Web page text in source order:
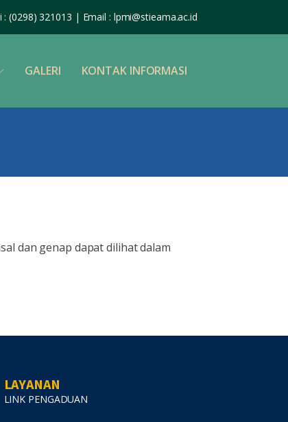
: (0298) 321013 | Email : lpmi@stieama.ac.id
GALERI KONTAK INFORMASI
dan genap dapat dilihat dalam
LAYANAN
LINK PENGADUAN